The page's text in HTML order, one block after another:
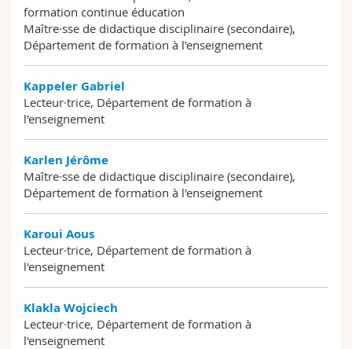
formation continue éducation
Maître·sse de didactique disciplinaire (secondaire),
Département de formation à l'enseignement
Kappeler Gabriel
Lecteur·trice, Département de formation à
l'enseignement
Karlen Jérôme
Maître·sse de didactique disciplinaire (secondaire),
Département de formation à l'enseignement
Karoui Aous
Lecteur·trice, Département de formation à
l'enseignement
Klakla Wojciech
Lecteur·trice, Département de formation à
l'enseignement